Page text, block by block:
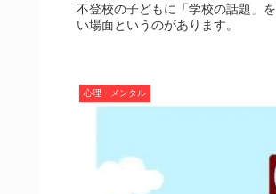
不登校の子どもに「学校の話題」
い場面というのがあります。
心理・メンタル